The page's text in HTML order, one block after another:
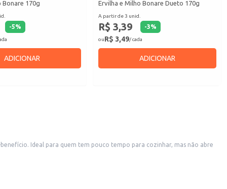
Bonare 170g
-5%
ADICIONAR
Ervilha e Milho Bonare Dueto 170g
A partir de 3 unid.
R$ 3,39 -3%
ouR$ 3,49/ cada
ADICIONAR
Ideal para quem tem pouco tempo para cozinhar, mas não abre